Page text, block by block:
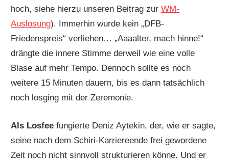
hoch, siehe hierzu unseren Beitrag zurWM-
Auslosung). Immerhin wurde kein „DFB-
Friedenspreis“ verliehen… „Aaaalter, mach hinne!“
drängte die innere Stimme derweil wie eine volle
Blase auf mehr Tempo. Dennoch sollte es noch
weitere 15 Minuten dauern, bis es dann tatsächlich
noch losging mit der Zeremonie.
Als Losfeefungierte Deniz Aytekin, der, wie er sagte,
seine nach dem Schiri-Karriereende frei gewordene
Zeit noch nicht sinnvoll strukturieren könne. Und er